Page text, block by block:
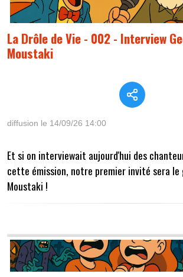
La Drôle de Vie - 002 - Interview
Moustaki
diffusion le 14/09/26 14:00
Et si on interviewait aujourd'hui des
cette émission, notre premier invité sera le
Moustaki !